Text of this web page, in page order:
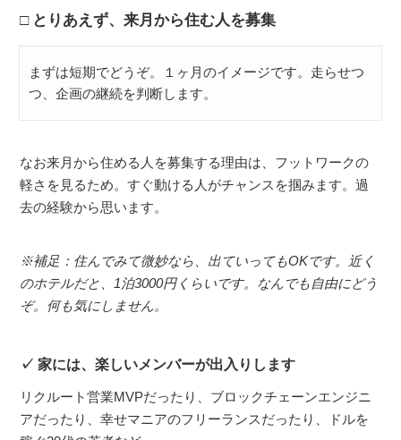
とりあえず、来月から住む人を募集
まずは短期でどうぞ。１ヶ月のイメージです。走らせつ
つ、企画の継続を判断します。
なお来月から住める人を募集する理由は、フットワークの
軽さを見るため。すぐ動ける人がチャンスを掴みます。過
去の経験から思います。
※補足：住んでみて微妙なら、出ていってもOKです。近く
のホテルだと、1泊3000円くらいです。なんでも自由にどう
ぞ。何も気にしません。
家には、楽しいメンバーが出入りします
リクルート営業MVPだったり、ブロックチェーンエンジニ
アだったり、幸せマニアのフリーランスだったり、ドルを